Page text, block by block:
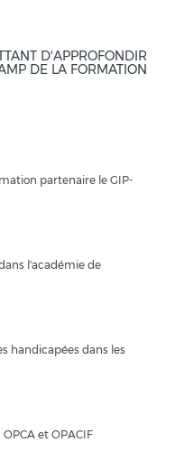
D'APPROFONDIR
DE LA FORMATION
partenaire le GIP-
l'académie de
handicapées dans les
et OPACIF